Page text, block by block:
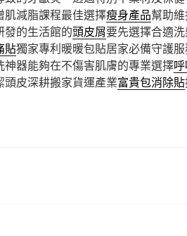
肌減脂課程最佳選擇瘦身產品幫助
發的生活館的頭皮屑要先選擇合適
貼獨家專利暖暖包貼居家必備守護
神器能夠在不傷害肌膚的專業選擇
頭皮深耕搬家貨運產業富貴包消除貼